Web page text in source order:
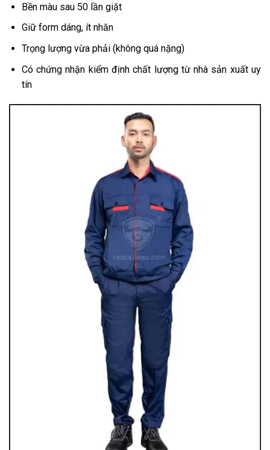
Bền màu sau 50 lần giặt
Giữ form dáng, ít nhăn
Trọng lượng vừa phải (không quá nặng)
Có chứng nhận kiểm định chất lượng từ nhà sản xuất uy
tín